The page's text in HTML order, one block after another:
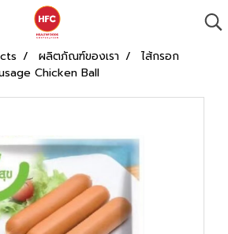
ผลิตภัณฑ์ของเรา
ไส้กรอก
Chicken Ball